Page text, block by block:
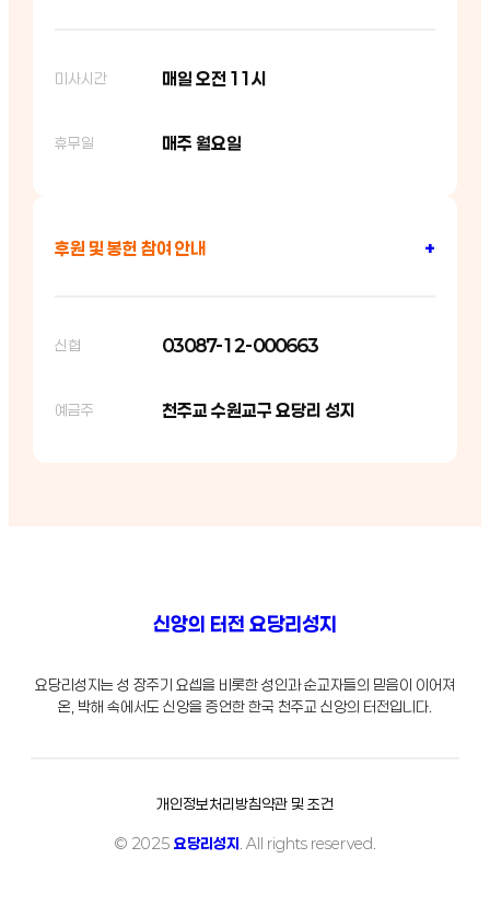
미사시간 매일 오전 11시
휴무일 매주 월요일
후원 및 봉헌 참여 안내 +
신협 03087-12-000663
예금주 천주교 수원교구 요당리 성지
신앙의 터전 요당리성지
요당리성지는 성 장주기 요셉을 비롯한 성인과 순교자들의 믿음이 이어져
온, 박해 속에서도 신앙을 증언한 한국 천주교 신앙의 터전입니다.
개인정보처리방침약관 및 조건
© 2025 요당리성지 . All rights reserved.